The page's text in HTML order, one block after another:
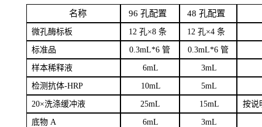
名称 96 孔配置 48 孔配置
微孔酶标板 12 孔×8 条 12 孔×4 条
标准品 0.3mL*6 管 0.3mL*6 管
样本稀释液 6mL 3mL
检测抗体-HRP 10mL 5mL
20×洗涤缓冲液 25mL 15mL 按说
底物A 6mL 3mL